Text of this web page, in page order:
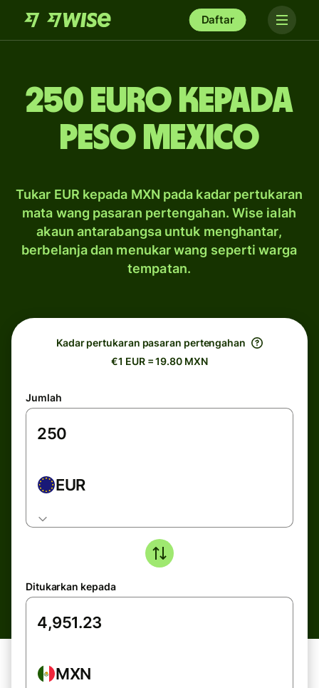
Daftar
250 Euro kepada
peso Mexico
Tukar EUR kepada MXN pada kadar pertukaran
mata wang pasaran pertengahan. Wise ialah
akaun antarabangsa untuk menghantar,
berbelanja dan menukar wang seperti warga
tempatan.
Kadar pertukaran pasaran pertengahan
€1 EUR = 19.80 MXN
Jumlah
EUR
Ditukarkan kepada
MXN